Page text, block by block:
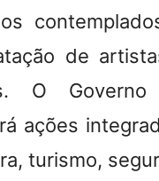
de
O
ações
turismo,